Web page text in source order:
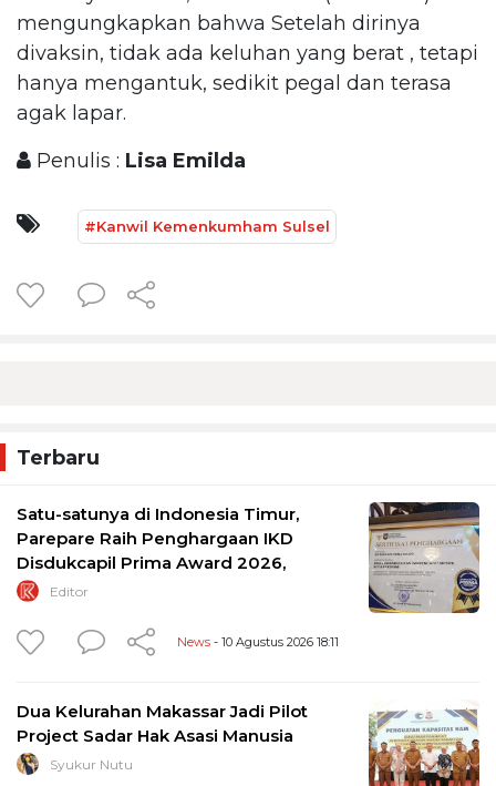
mengungkapkan bahwa Setelah dirinya
divaksin, tidak ada keluhan yang berat , tetapi
hanya mengantuk, sedikit pegal dan terasa
agak lapar.
Penulis : Lisa Emilda
#Kanwil Kemenkumham Sulsel
Terbaru
Satu-satunya di Indonesia Timur,
Parepare Raih Penghargaan IKD
Disdukcapil Prima Award 2026,
Editor
News - 10 Agustus 2026 18:11
Dua Kelurahan Makassar Jadi Pilot
Project Sadar Hak Asasi Manusia
Syukur Nutu